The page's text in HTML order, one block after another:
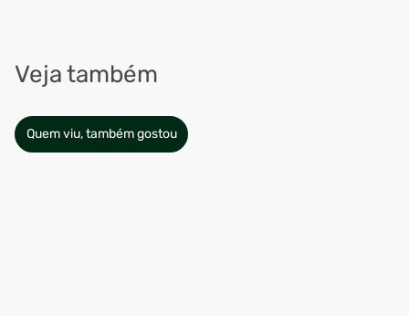
Veja também
Quem viu, também gostou